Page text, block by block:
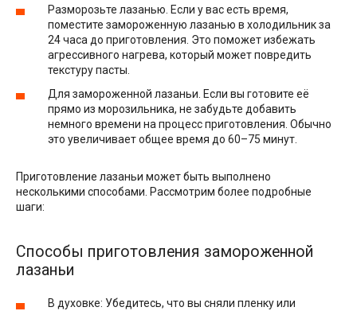
Разморозьте лазанью. Если у вас есть время,
поместите замороженную лазанью в холодильник за
24 часа до приготовления. Это поможет избежать
агрессивного нагрева, который может повредить
текстуру пасты.
Для замороженной лазаньи. Если вы готовите её
прямо из морозильника, не забудьте добавить
немного времени на процесс приготовления. Обычно
это увеличивает общее время до 60–75 минут.
Приготовление лазаньи может быть выполнено
несколькими способами. Рассмотрим более подробные
шаги:
Способы приготовления замороженной
лазаньи
В духовке: Убедитесь, что вы сняли пленку или